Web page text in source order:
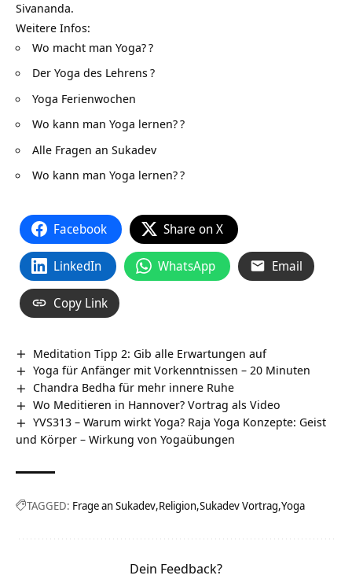
Sivananda.
Weitere Infos:
Wo macht man Yoga??
Der Yoga des Lehrens?
Yoga Ferienwochen
Wo kann man Yoga lernen??
Alle Fragen an Sukadev
Wo kann man Yoga lernen??
Facebook Share on X
LinkedIn WhatsApp Email
Copy Link
Meditation Tipp 2: Gib alle Erwartungen auf
Yoga für Anfänger mit Vorkenntnissen – 20 Minuten
Chandra Bedha für mehr innere Ruhe
Wo Meditieren in Hannover? Vortrag als Video
YVS313 – Warum wirkt Yoga? Raja Yoga Konzepte: Geist
und Körper – Wirkung von Yogaübungen
TAGGED: Frage an Sukadev Religion Sukadev Vortrag Yoga
Dein Feedback?